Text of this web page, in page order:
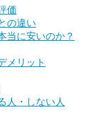
価
の違い
当に安いのか？
メリット
人・しない人